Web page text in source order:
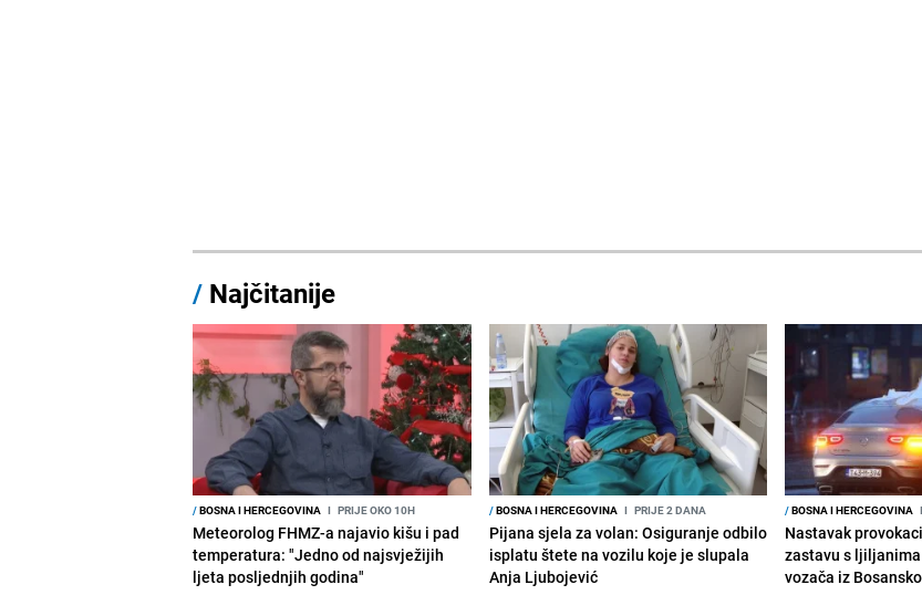
/ Najčitanije
/BOSNA I HERCEGOVINA I PRIJE OKO 10H
Meteorolog FHMZ-a najavio kišu i pad
temperatura: "Jedno od najsvježijih
ljeta posljednjih godina"
/BOSNA I HERCEGOVINA I PRIJE 2 DANA
Pijana sjela za volan: Osiguranje odbilo
isplatu štete na vozilu koje je slupala
Anja Ljubojević
/BOSNA I HERCEGOVINA I
Nastavak
zastavu s
vozača iz